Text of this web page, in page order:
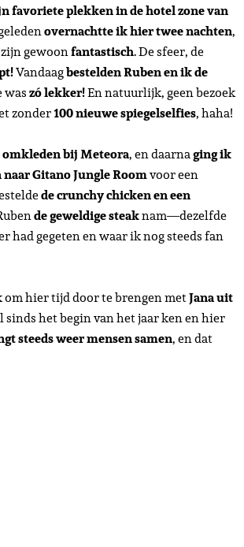
favoriete plekken in de hotel zone van
overnachtte ik hier twee nachten,
gewoonfantastisch. De sfeer, de
Vandaagbestelden Ruben en ik de
waszó lekker!En natuurlijk, geen bezoek
zonder100 nieuwe spiegelselfies, haha!
bij Meteora, en daarnaging ik
Gitano Jungle Roomvoor een
de crunchy chicken en een
de geweldige steaknam—dezelfde
had gegeten en waar ik nog steeds fan
om hier tijd door te brengen metJana uit
sinds het begin van het jaar ken en hier
steeds weer mensen samen, en dat